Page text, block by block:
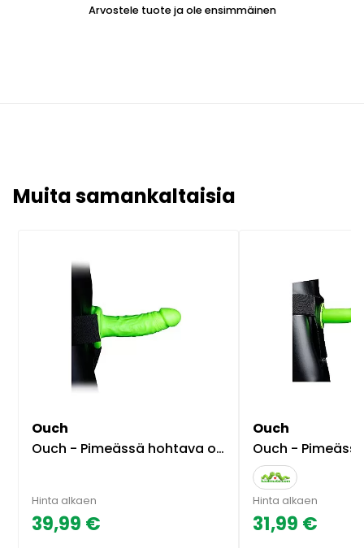
Arvostele tuote ja ole ensimmäinen
Muita samankaltaisia
Ouch
Ouch - Pimeässä hohtava ontto ja realistinen strap-on
Hinta alkaen
39,99 €
Ouch
Ouch - Pimeässä hohtava
Hinta alkaen
31,99 €